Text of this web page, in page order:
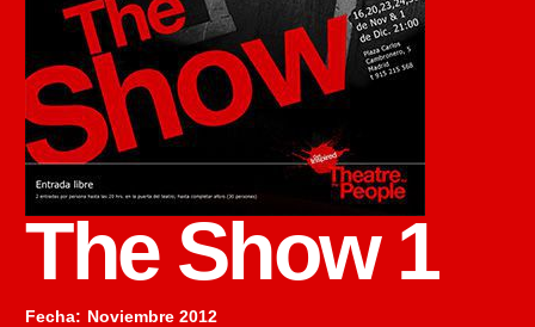
The Show 1
Fecha: Noviembre 2012